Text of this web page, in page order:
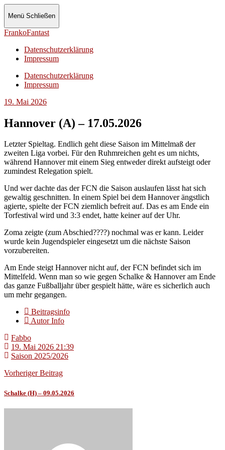
Menü Schließen
FrankoFantast
Datenschutzerklärung
Impressum
Datenschutzerklärung
Impressum
19. Mai 2026
Hannover (A) – 17.05.2026
Letzter Spieltag. Endlich geht diese Saison im Mittelmaß der
zweiten Liga vorbei. Für den Ruhmreichen geht es um nichts,
während Hannover mit einem Sieg entweder direkt aufsteigt oder
zumindest Relegation spielt.
Und wer dachte das der FCN die Saison auslaufen lässt hat sich
gewaltig geschnitten. In einem Spiel bei dem Hannover ängstlich
agierte, spielte der FCN ziemlich befreit auf. Das es am Ende ein
Torfestival wird und 3:3 endet, hatte keiner auf der Uhr.
Zoma zeigte (zum Abschied????) nochmal was er kann. Leider
wurde kein Jugendspieler eingesetzt um die nächste Saison
vorzubereiten.
Am Ende steigt Hannover nicht auf, der FCN befindet sich im
Mittelfeld. Wenn man so wie gegen Schalke & Hannover am Ende
das ganze Fußballjahr über gespielt hätte, wäre es sicherlich auch
um mehr gegangen.
Beitragsinfo
Autor Info
Fabbo
19. Mai 2026 21:39
Saison 2025/2026
Vorheriger Beitrag
Schalke (H) – 09.05.2026